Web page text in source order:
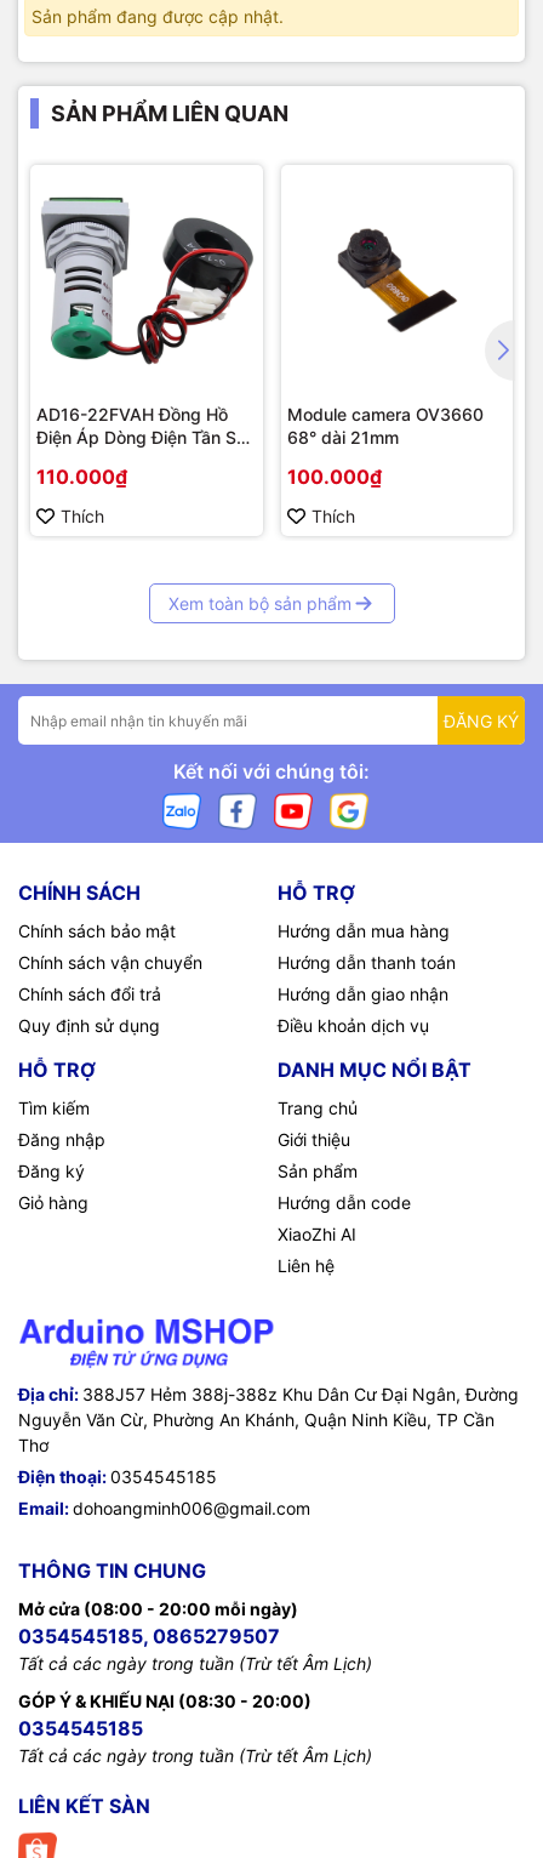
Sản phẩm đang được cập nhật.
SẢN PHẨM LIÊN QUAN
AD16-22FVAH Đồng Hồ
Điện Áp Dòng Điện Tần Số
110.000₫
Thích
Module camera OV3660
68° dài 21mm
100.000₫
Thích
Xem toàn bộ sản phẩm
ĐĂNG KÝ
Kết nối với chúng tôi:
CHÍNH SÁCH
Chính sách bảo mật
Chính sách vận chuyển
Chính sách đổi trả
Quy định sử dụng
HỖ TRỢ
Hướng dẫn mua hàng
Hướng dẫn thanh toán
Hướng dẫn giao nhận
Điều khoản dịch vụ
HỖ TRỢ
Tìm kiếm
Đăng nhập
Đăng ký
Giỏ hàng
DANH MỤC NỔI BẬT
Trang chủ
Giới thiệu
Sản phẩm
Hướng dẫn code
XiaoZhi AI
Liên hệ
Địa chỉ: 388J57 Hẻm 388j-388z Khu Dân Cư Đại Ngân, Đường
Nguyễn Văn Cừ, Phường An Khánh, Quận Ninh Kiều, TP Cần
Thơ
Điện thoại:0354545185
Email:dohoangminh006@gmail.com
THÔNG TIN CHUNG
Mở cửa (08:00 - 20:00 mỗi ngày)
0354545185, 0865279507
Tất cả các ngày trong tuần (Trừ tết Âm Lịch)
GÓP Ý & KHIẾU NẠI (08:30 - 20:00)
0354545185
Tất cả các ngày trong tuần (Trừ tết Âm Lịch)
LIÊN KẾT SÀN